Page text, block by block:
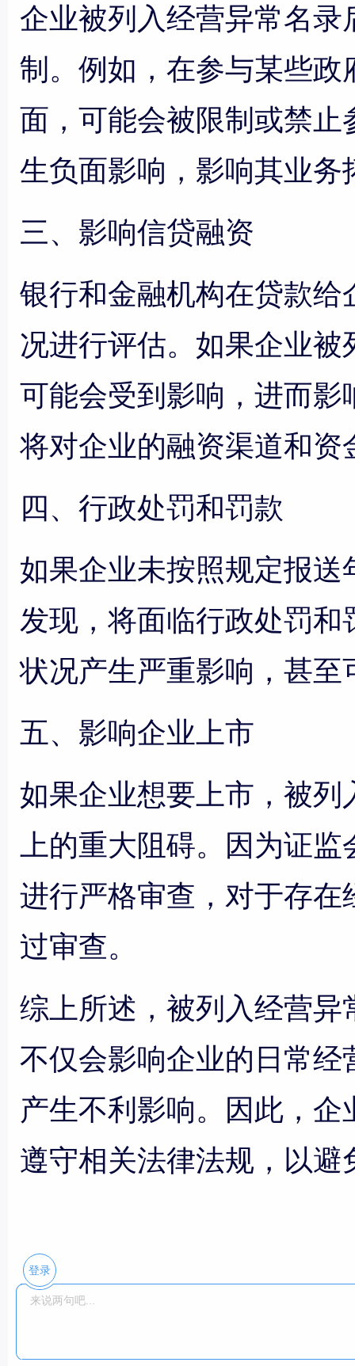
企业被列入经营异常名
制。例如，在参与某些
面，可能会被限制或禁
生负面影响，影响其业务
三、影响信贷融资
银行和金融机构在贷款
况进行评估。如果企业
可能会受到影响，进而
将对企业的融资渠道和
四、行政处罚和罚款
如果企业未按照规定报
发现，将面临行政处罚
状况产生严重影响，甚
五、影响企业上市
如果企业想要上市，被
上的重大阻碍。因为证
进行严格审查，对于存
过审查。
综上所述，被列入经营
不仅会影响企业的日常
产生不利影响。因此，
遵守相关法律法规，以
登录